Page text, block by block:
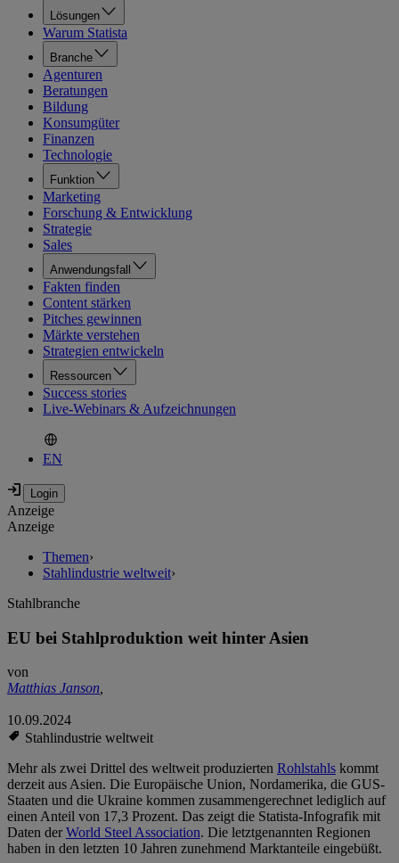
Lösungen
Warum Statista
Branche
Agenturen
Beratungen
Bildung
Konsumgüter
Finanzen
Technologie
Funktion
Marketing
Forschung & Entwicklung
Strategie
Sales
Anwendungsfall
Fakten finden
Content stärken
Pitches gewinnen
Märkte verstehen
Strategien entwickeln
Ressourcen
Success stories
Live-Webinars & Aufzeichnungen
EN
Anzeige
Anzeige
Themen›
Stahlindustrie weltweit›
Stahlbranche
EU bei Stahlproduktion weit hinter Asien
von
Matthias Janson,
10.09.2024
Stahlindustrie weltweit
Mehr als zwei Drittel des weltweit produzierten Rohlstahls kommt
derzeit aus Asien. Die Europäische Union, Nordamerika, die GUS-
Staaten und die Ukraine kommen zusammengerechnet lediglich auf
einen Anteil von 17,3 Prozent. Das zeigt die Statista-Infografik mit
Daten derWorld Steel Association. Die letztgenannten Regionen
haben in den letzten 10 Jahren zunehmend Marktanteile eingebüßt.